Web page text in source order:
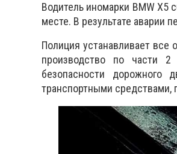
Водитель иномарки BMW X5
месте. В результате аварии
Полиция устанавливает все
производство по части 2
безопасности дорожного
транспортными средствами,